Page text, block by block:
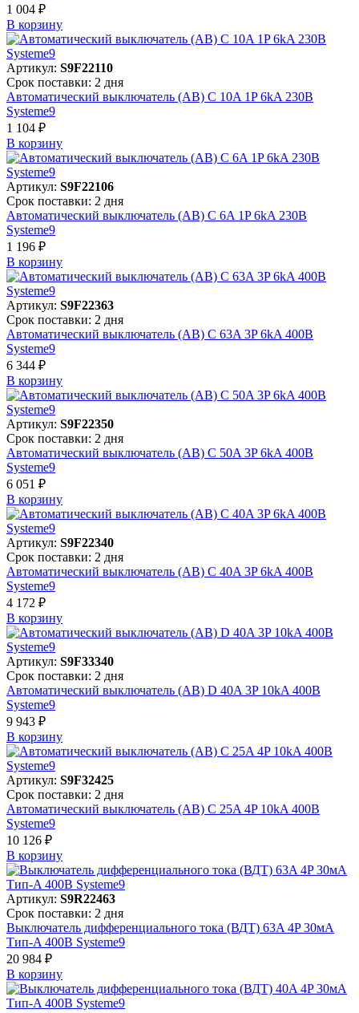
1 004 ₽
В корзинy
Артикул: S9F22110
Срок поставки: 2 дня
Автоматический выключатель (АВ) C 10A 1P 6kA 230В
Systeme9
1 104 ₽
В корзинy
Артикул: S9F22106
Срок поставки: 2 дня
Автоматический выключатель (АВ) C 6A 1P 6kA 230В
Systeme9
1 196 ₽
В корзинy
Артикул: S9F22363
Срок поставки: 2 дня
Автоматический выключатель (АВ) C 63A 3P 6kA 400В
Systeme9
6 344 ₽
В корзинy
Артикул: S9F22350
Срок поставки: 2 дня
Автоматический выключатель (АВ) C 50A 3P 6kA 400В
Systeme9
6 051 ₽
В корзинy
Артикул: S9F22340
Срок поставки: 2 дня
Автоматический выключатель (АВ) C 40A 3P 6kA 400В
Systeme9
4 172 ₽
В корзинy
Артикул: S9F33340
Срок поставки: 2 дня
Автоматический выключатель (АВ) D 40A 3P 10kA 400В
Systeme9
9 943 ₽
В корзинy
Артикул: S9F32425
Срок поставки: 2 дня
Автоматический выключатель (АВ) C 25A 4P 10kA 400В
Systeme9
10 126 ₽
В корзинy
Артикул: S9R22463
Срок поставки: 2 дня
Выключатель дифференциального тока (ВДТ) 63A 4P 30мА
Тип-A 400В Systeme9
20 984 ₽
В корзинy